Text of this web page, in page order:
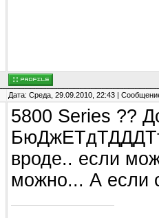
Дата: Среда, 29.09.2010, 22:43 |
5800 Series ??
вроде.. если
можно... А если